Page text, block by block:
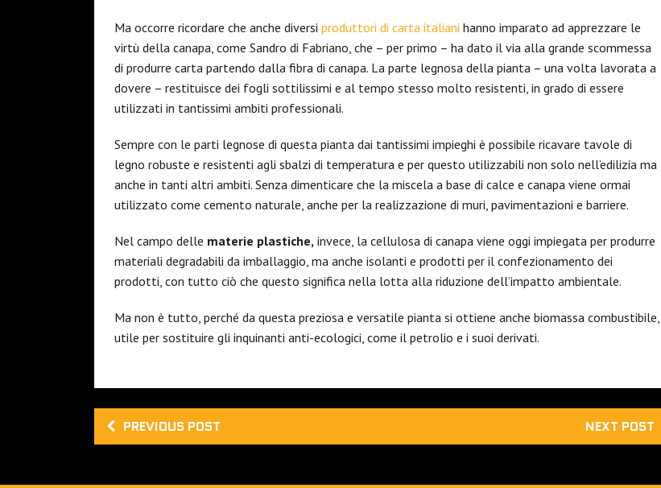
Ma occorre ricordare che anche diversi produttori di carta italiani hanno imparato ad apprezzare le
virtù della canapa, come Sandro di Fabriano, che – per primo – ha dato il via alla grande scommessa
di produrre carta partendo dalla fibra di canapa. La parte legnosa della pianta – una volta lavorata a
dovere – restituisce dei fogli sottilissimi e al tempo stesso molto resistenti, in grado di essere
utilizzati in tantissimi ambiti professionali.
Sempre con le parti legnose di questa pianta dai tantissimi impieghi è possibile ricavare tavole di
legno robuste e resistenti agli sbalzi di temperatura e per questo utilizzabili non solo nell’edilizia ma
anche in tanti altri ambiti. Senza dimenticare che la miscela a base di calce e canapa viene ormai
utilizzato come cemento naturale, anche per la realizzazione di muri, pavimentazioni e barriere.
Nel campo delle materie plastiche, invece, la cellulosa di canapa viene oggi impiegata per produrre
materiali degradabili da imballaggio, ma anche isolanti e prodotti per il confezionamento dei
prodotti, con tutto ciò che questo significa nella lotta alla riduzione dell’impatto ambientale.
Ma non è tutto, perché da questa preziosa e versatile pianta si ottiene anche biomassa combustibile,
utile per sostituire gli inquinanti anti-ecologici, come il petrolio e i suoi derivati.
PREVIOUS POST NEXT POST